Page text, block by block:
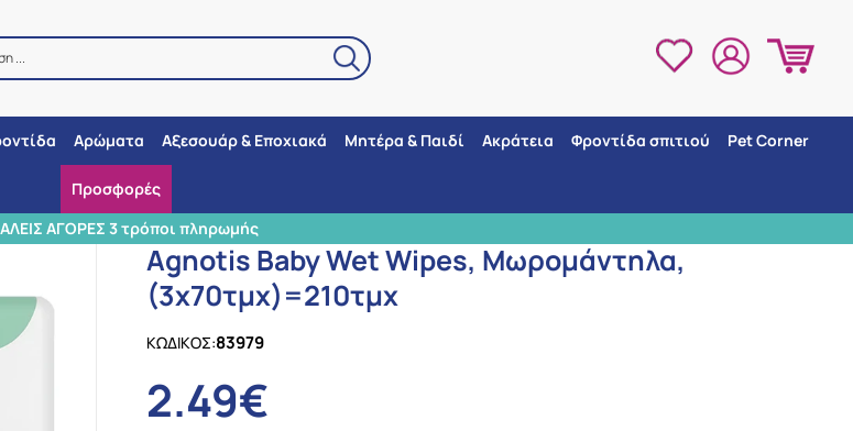
...
Αρώματα Αξεσουάρ & Εποχιακά Μητέρα & Παιδί Ακράτεια Φροντίδα σπιτιού Pet Corner
Προσφορές
/ Agnotis Baby Wet Wipes, Μωρομάντηλα, (3x70τμχ)=210τμχ
Agnotis Baby Wet Wipes, Μωρομάντηλα,
(3x70τμχ)=210τμχ
ΚΩΔΙΚΟΣ:83979
2.49€